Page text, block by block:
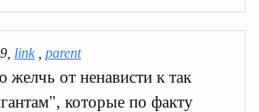
link, parent
желчь от ненависти к так
которые по факту